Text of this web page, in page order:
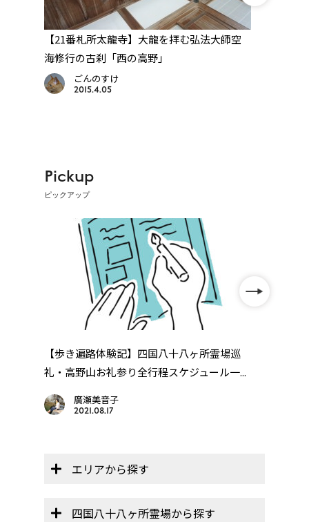
【21番札所太龍寺】大龍を拝む弘法大師空
海修行の古刹「西の高野」
ごんのすけ
2015.4.05
Pickup
ピックアップ
【歩き遍路体験記】四国八十八ヶ所霊場巡
礼・高野山お礼参り全行程スケジュール一...
廣瀬美音子
2021.08.17
エリアから探す
四国八十八ヶ所霊場から探す